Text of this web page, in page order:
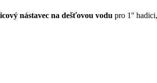
nástavec na dešťovou vodu pro 1'' hadici,